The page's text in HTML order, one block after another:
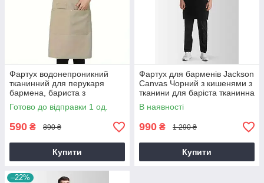
Фартух водонепроникний
тканинний для перукаря
бармена, бариста з
кишенями Бежевий розмір М
Готово до відправки 1 од.
590 ₴ 890 ₴
Купити
Фартух для барменів Jackson
Canvas Чорний з кишенями з
тканини для баріста тканинна
бавовна для офіціанта
В наявності
990 ₴ 1 290 ₴
Купити
–22%